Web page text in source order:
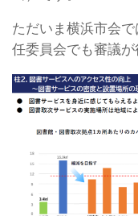
ただいま横浜市会
任委員会でも審議が